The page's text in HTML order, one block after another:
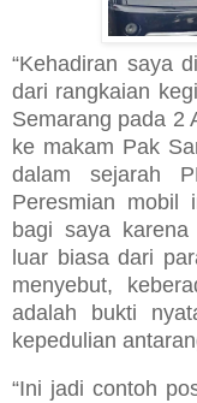
“Kehadiran saya
dari rangkaian
Semarang pada 2
ke makam Pak
dalam sejarah
Peresmian mobil
bagi saya karena
luar biasa dari
menyebut,
adalah bukti
kepedulian
“Ini jadi contoh